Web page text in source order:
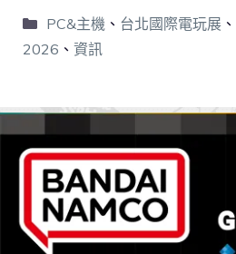
PC&主機、 台北國際電玩展、
2026 、 資訊